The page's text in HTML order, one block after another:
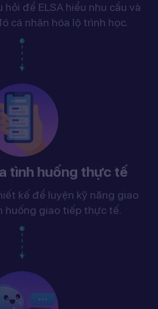
để ELSA hiểu nhu cầu và
cá nhân hóa lộ trình học.
tình huống thực tế
kế để luyện kỹ năng giao
huống giao tiếp thực tế.